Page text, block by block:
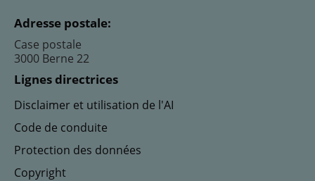
Adresse postale:
Case postale
3000 Berne 22
Lignes directrices
Disclaimer et utilisation de l'AI
Code de conduite
Protection des données
Copyright